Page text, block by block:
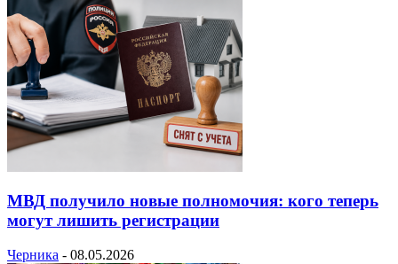
МВД получило новые полномочия: кого теперь
могут лишить регистрации
Черника - 08.05.2026